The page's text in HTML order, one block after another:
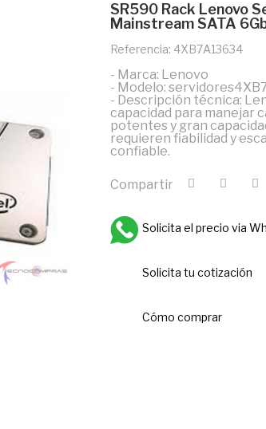
SR590 Rack Lenovo
Mainstream SATA
Referencia: 4XB7A13634
- Marca: Lenovo
- Modelo:
- Descripción técnica:
capacidad para manejar
potentes y gran
requieren fiabilidad y
confiable.
Compartir
Solicita el precio via
Solicita tu cotización
Cómo comprar